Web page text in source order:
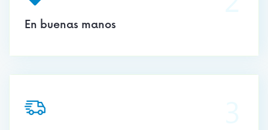
En buenas manos